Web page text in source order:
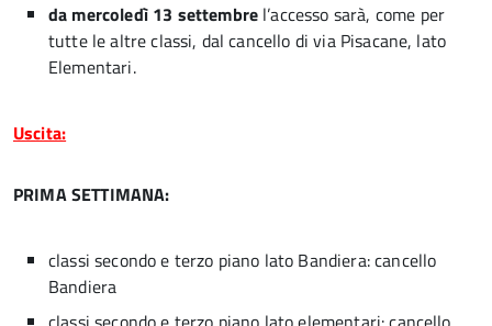
da mercoledì 13 settembre l’accesso sarà, come per
tutte le altre classi, dal cancello di via Pisacane, lato
Elementari.
Uscita:
PRIMA SETTIMANA:
classi secondo e terzo piano lato Bandiera: cancello
Bandiera